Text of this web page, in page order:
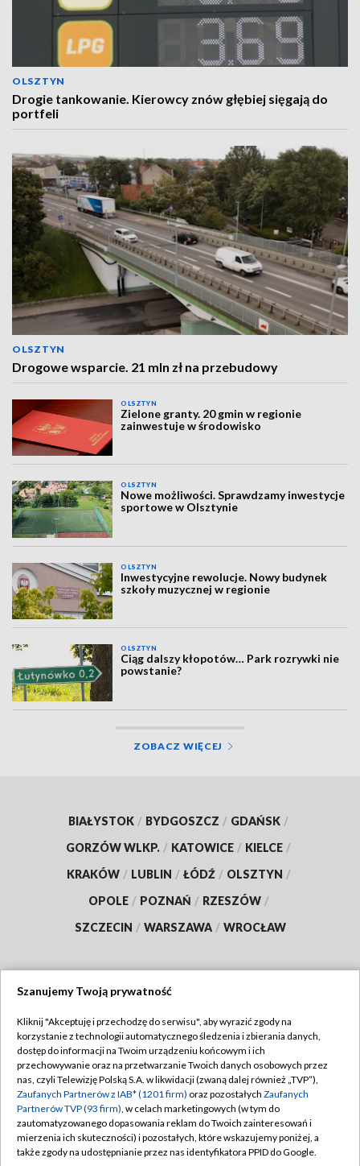
OLSZTYN
Drogie tankowanie. Kierowcy znów głębiej sięgają do
portfeli
OLSZTYN
Drogowe wsparcie. 21 mln zł na przebudowy
OLSZTYN
Zielone granty. 20 gmin w regionie
zainwestuje w środowisko
OLSZTYN
Nowe możliwości. Sprawdzamy inwestycje
sportowe w Olsztynie
OLSZTYN
Inwestycyjne rewolucje. Nowy budynek
szkoły muzycznej w regionie
OLSZTYN
Ciąg dalszy kłopotów… Park rozrywki nie
powstanie?
ZOBACZ WIĘCEJ
BIAŁYSTOK / BYDGOSZCZ / GDAŃSK /
GORZÓW WLKP. / KATOWICE / KIELCE /
KRAKÓW / LUBLIN / ŁÓDŹ / OLSZTYN /
OPOLE / POZNAŃ / RZESZÓW /
SZCZECIN / WARSZAWA / WROCŁAW
TVP
Abonament TVP
Emisja w TVP
Centrum informacji TVP
Naziemna Telewizja Cyfrowa
Regulamin TVP
Polityka prywatności
Moje zgody
Pomoc
Szanujemy Twoją prywatność
Kliknij "Akceptuję i przechodzę do serwisu", aby wyrazić zgody na
korzystanie z technologii automatycznego śledzenia i zbierania danych,
dostęp do informacji na Twoim urządzeniu końcowym i ich
przechowywanie oraz na przetwarzanie Twoich danych osobowych przez
nas, czyli Telewizję Polską S.A. w likwidacji (zwaną dalej również „TVP”),
Zaufanych Partnerów z IAB* (1201 firm) oraz pozostałych Zaufanych
Partnerów TVP (93 firm), w celach marketingowych (w tym do
zautomatyzowanego dopasowania reklam do Twoich zainteresowań i
mierzenia ich skuteczności) i pozostałych, które wskazujemy poniżej, a
także zgody na udostępnianie przez nas identyfikatora PPID do Google.